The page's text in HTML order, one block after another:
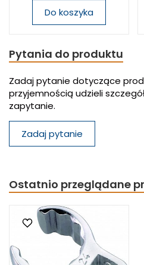
Do koszyka
Pytania do produktu
Zadaj pytanie dotyczące
przyjemnością udzieli
zapytanie.
Zadaj pytanie
Ostatnio przeglądane